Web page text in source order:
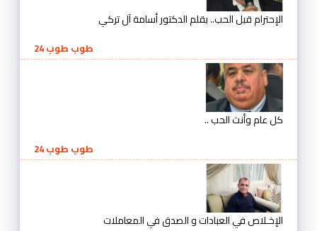
الإحترام قبل الحب.. بقلم الدكتور أسامة آل تركي
طوب طوب 24
كل عام وأنت الحب ..
طوب طوب 24
الإخـلاص في العبادات و الصدق في المعاملات